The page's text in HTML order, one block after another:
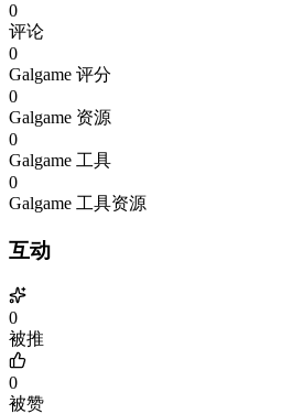
0
评论
0
Galgame 评分
0
Galgame 资源
0
Galgame 工具
0
Galgame 工具资源
互动
0
被推
0
被赞